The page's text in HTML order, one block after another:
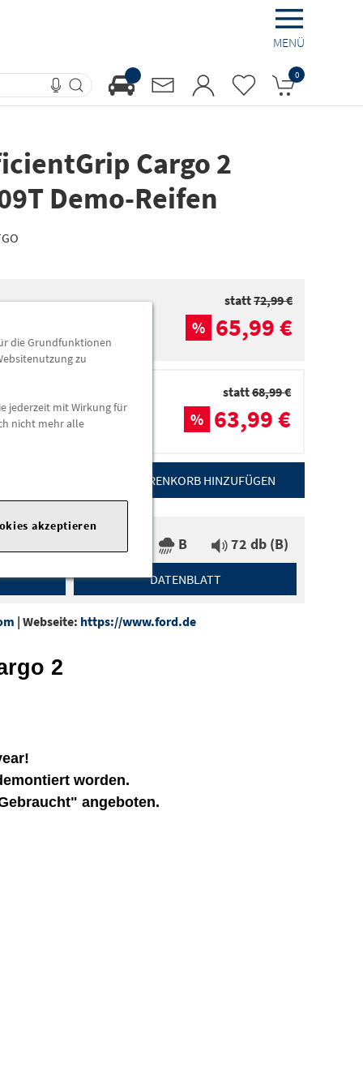
MENÜ
0
Cargo 2
Demo-Reifen
statt72,99 €
% 65,99 €
statt68,99 €
% 63,99 €
ZUM WARENKORB HINZUFÜGEN
B 72 db (B)
DATENBLATT
| Webseite: https://www.ford.de
2
worden.
angeboten.
die Grundfunktionen
zu
jederzeit mit Wirkung für
nicht mehr alle
akzeptieren